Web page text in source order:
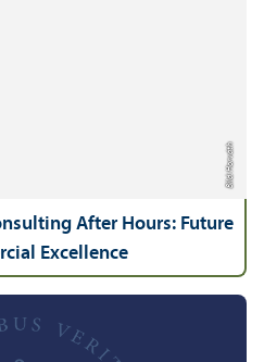
Bild: Horváth
After Hours: Future
Excellence